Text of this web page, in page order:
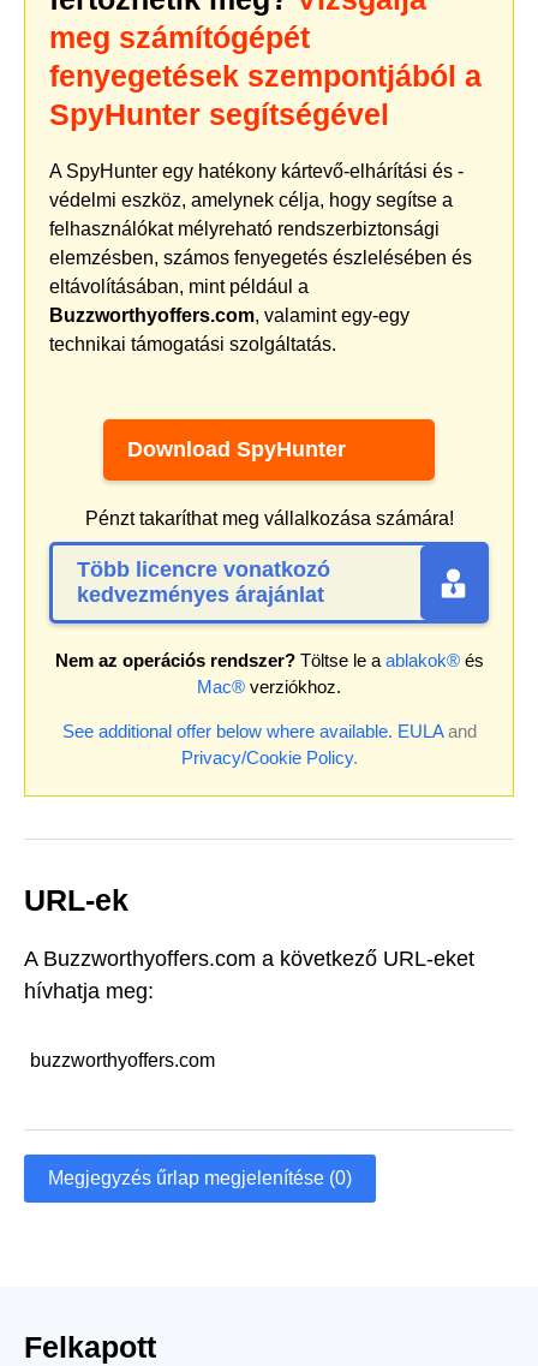
meg számítógépét
fenyegetések szempontjából a
SpyHunter segítségével
A SpyHunter egy hatékony kártevő-elhárítási és -
védelmi eszköz, amelynek célja, hogy segítse a
felhasználókat mélyreható rendszerbiztonsági
elemzésben, számos fenyegetés észlelésében és
eltávolításában, mint például a
Buzzworthyoffers.com, valamint egy-egy
technikai támogatási szolgáltatás.
Download SpyHunter
Pénzt takaríthat meg vállalkozása számára!
Több licencre vonatkozó
kedvezményes árajánlat
Nem az operációs rendszer?Töltse le a ablakok®és
Mac® verziókhoz.
See additional offer below where available. EULAand
Privacy/Cookie Policy.
URL-ek
A Buzzworthyoffers.com a következő URL-eket
hívhatja meg:
buzzworthyoffers.com
Megjegyzés űrlap megjelenítése (0)
Felkapott